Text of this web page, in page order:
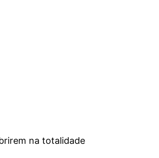
na totalidade